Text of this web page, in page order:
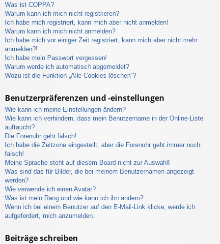
Was ist COPPA?
Warum kann ich mich nicht registrieren?
Ich habe mich registriert, kann mich aber nicht anmelden!
Warum kann ich mich nicht anmelden?
Ich habe mich vor einiger Zeit registriert, kann mich aber nicht mehr
anmelden?!
Ich habe mein Passwort vergessen!
Warum werde ich automatisch abgemeldet?
Wozu ist die Funktion „Alle Cookies löschen“?
Benutzerpräferenzen und -einstellungen
Wie kann ich meine Einstellungen ändern?
Wie kann ich verhindern, dass mein Benutzername in der Online-Liste
auftaucht?
Die Forenuhr geht falsch!
Ich habe die Zeitzone eingestellt, aber die Forenuhr geht immer noch
falsch!
Meine Sprache steht auf diesem Board nicht zur Auswahl!
Was sind das für Bilder, die bei meinem Benutzernamen angezeigt
werden?
Wie verwende ich einen Avatar?
Was ist mein Rang und wie kann ich ihn ändern?
Wenn ich bei einem Benutzer auf den E-Mail-Link klicke, werde ich
aufgefordert, mich anzumelden.
Beiträge schreiben